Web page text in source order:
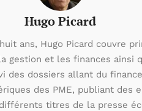
Hugo Picard
ans, Hugo Picard couvre
gestion et les finances ainsi
des dossiers allant du
des PME, publiant des
titres de la presse